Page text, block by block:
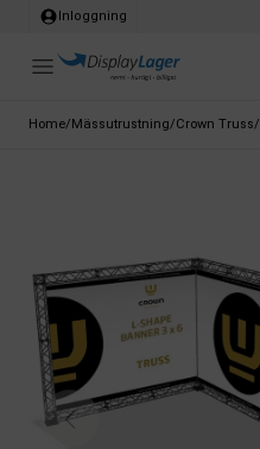
Inloggning
Home/Mässutrustning/Crown Truss/